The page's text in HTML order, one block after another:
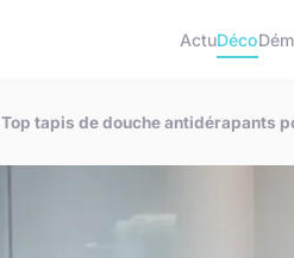
ActuDéco
Top tapis de douche antidérapants